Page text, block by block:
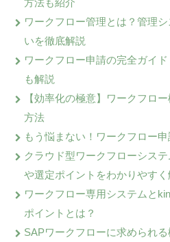
ワークフロー管理とは？管理
いを徹底解説
ワークフロー申請の完全ガイ
も解説
【効率化の極意】ワークフロ
方法
もう悩まない！ワークフロー
クラウド型ワークフローシス
や選定ポイントをわかりやすく
ワークフロー専用システムと
ポイントとは？
SAPワークフローに求められ